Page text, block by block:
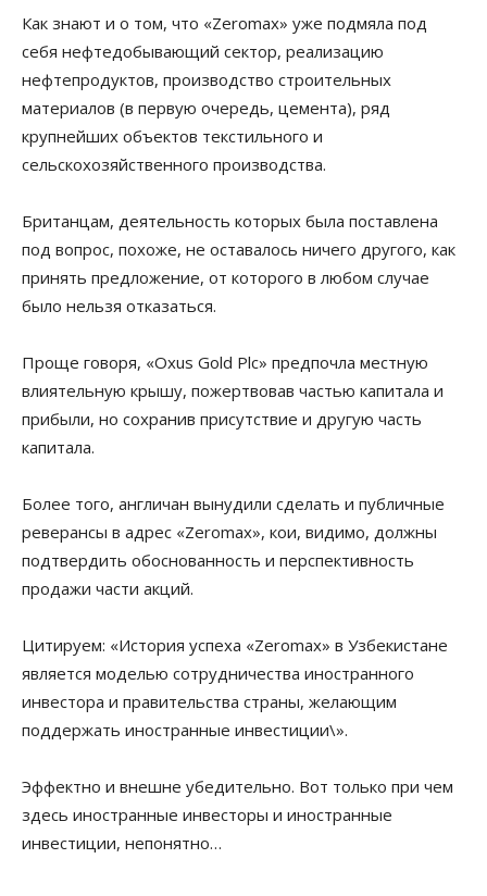
Как знают и о том, что «Zeromax» уже подмяла под
себя нефтедобывающий сектор, реализацию
нефтепродуктов, производство строительных
материалов (в первую очередь, цемента), ряд
крупнейших объектов текстильного и
сельскохозяйственного производства.
Британцам, деятельность которых была поставлена
под вопрос, похоже, не оставалось ничего другого, как
принять предложение, от которого в любом случае
было нельзя отказаться.
Проще говоря, «Oxus Gold Plc» предпочла местную
влиятельную крышу, пожертвовав частью капитала и
прибыли, но сохранив присутствие и другую часть
капитала.
Более того, англичан вынудили сделать и публичные
реверансы в адрес «Zeromax», кои, видимо, должны
подтвердить обоснованность и перспективность
продажи части акций.
Цитируем: «История успеха «Zeromax» в Узбекистане
является моделью сотрудничества иностранного
инвестора и правительства страны, желающим
поддержать иностранные инвестиции\».
Эффектно и внешне убедительно. Вот только при чем
здесь иностранные инвесторы и иностранные
инвестиции, непонятно…